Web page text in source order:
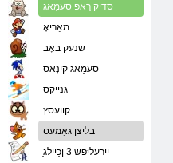
סדיק רַאֿפ סעמַאג
מאַריאָ
שנעק באָב
סעמַאג קינָאס
גנייקס
קוועסץ
בליצן גאַמעס
ַיירעליּפש 3 ןכַיילג